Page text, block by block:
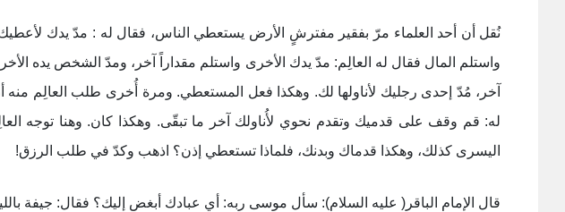
نُقل أن أحد العلماء مرّ بفقير مفترشٍ الأرض يستعطي الناس، فقال له : مدّ يدك
واستلم المال فقال له العالِم: مدّ يدك الأخری واستلم مقداراً آخر، ومدّ الشخص يده
آخر، مُدّ إحدی رجليك لأناولها لك. وهكذا فعل المستعطي. ومرة أُخری طلب العالِم منه
له: قم وقف علی قدميك وتقدم نحوي لأُناولك آخر ما تبقّی. وهكذا كان. وهنا توجه
اليسری كذلك، وهكذا قدماك وبدنك، فلماذا تستعطي إذن؟ اذهب وكدّ في طلب الرزق!
قال الإمام الباقر( عليه السلام): سأل موسى ربه: أي عبادك أبغض إليك؟ فقال: جيفة